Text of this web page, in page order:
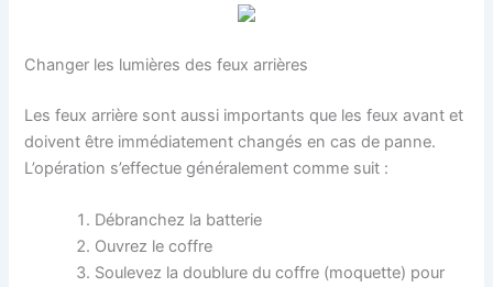
Changer les lumières des feux arrières
Les feux arrière sont aussi importants que les feux avant et
doivent être immédiatement changés en cas de panne.
L’opération s’effectue généralement comme suit :
Débranchez la batterie
Ouvrez le coffre
Soulevez la doublure du coffre (moquette) pour